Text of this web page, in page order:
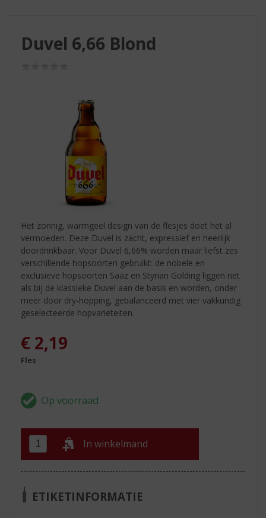
Duvel 6,66 Blond
Het zonnig, warmgeel design van de flesjes doet het al
vermoeden. Deze Duvel is zacht, expressief en heerlijk
doordrinkbaar. Voor Duvel 6,66% worden maar liefst zes
verschillende hopsoorten gebruikt: de nobele en
exclusieve hopsoorten Saaz en Styrian Golding liggen net
als bij de klassieke Duvel aan de basis en worden, onder
meer door dry-hopping, gebalanceerd met vier vakkundig
geselecteerde hopvariëteiten.
€ 2,19
Fles
In winkelmand
ETIKETINFORMATIE